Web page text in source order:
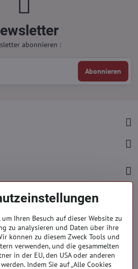
abonnieren :
Abonnieren
hod.
Ihren Besuch auf dieser Website zu
zu analysieren und Daten über ihre
können zu diesem Zweck Tools und
verwenden, und die gesammelten
in der EU, den USA oder anderen
Indem Sie auf „Alle Cookies